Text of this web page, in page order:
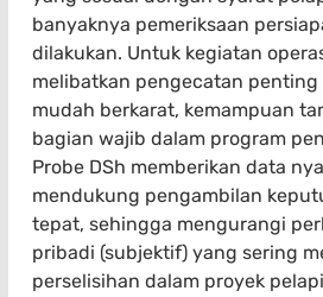
banyaknya pemeriksaan
dilakukan. Untuk kegiatan
melibatkan pengecatan
mudah berkarat, kemampuan
bagian wajib dalam program
Probe DSh memberikan data
mendukung pengambilan
tepat, sehingga mengurangi
pribadi (subjektif) yang sering
perselisihan dalam proyek